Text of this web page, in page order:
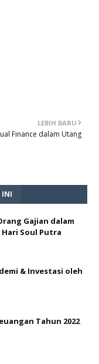
LEBIH BARU
Finance dalam Utang
INI
Gajian dalam
Hari Soul Putra
& Investasi oleh
Tahun 2022